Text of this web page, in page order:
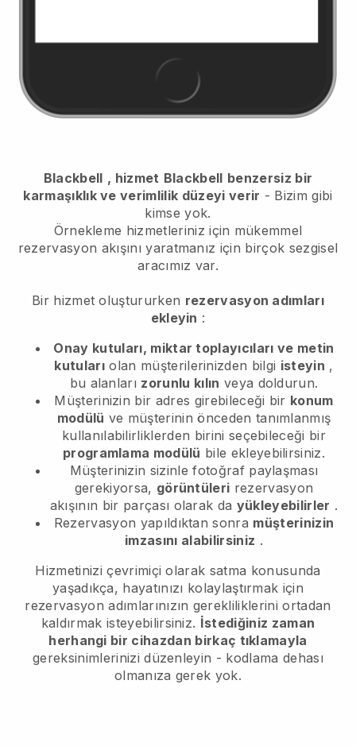
Blackbell , hizmet Blackbell benzersiz bir
karmaşıklık ve verimlilik düzeyi verir - Bizim gibi
kimse yok.
Örnekleme hizmetleriniz için mükemmel
rezervasyon akışını yaratmanız için birçok sezgisel
aracımız var.
Bir hizmet oluştururken rezervasyon adımları
ekleyin :
Onay kutuları, miktar toplayıcıları ve metin
kutuları olan müşterilerinizden bilgi isteyin ,
bu alanları zorunlu kılın veya doldurun.
Müşterinizin bir adres girebileceği bir konum
modülü ve müşterinin önceden tanımlanmış
kullanılabilirliklerden birini seçebileceği bir
programlama modülü bile ekleyebilirsiniz.
Müşterinizin sizinle fotoğraf paylaşması
gerekiyorsa, görüntüleri rezervasyon
akışının bir parçası olarak da yükleyebilirler .
Rezervasyon yapıldıktan sonra müşterinizin
imzasını alabilirsiniz .
Hizmetinizi çevrimiçi olarak satma konusunda
yaşadıkça, hayatınızı kolaylaştırmak için
rezervasyon adımlarınızın gerekliliklerini ortadan
kaldırmak isteyebilirsiniz. İstediğiniz zaman
herhangi bir cihazdan birkaç tıklamayla
gereksinimlerinizi düzenleyin - kodlama dehası
olmanıza gerek yok.